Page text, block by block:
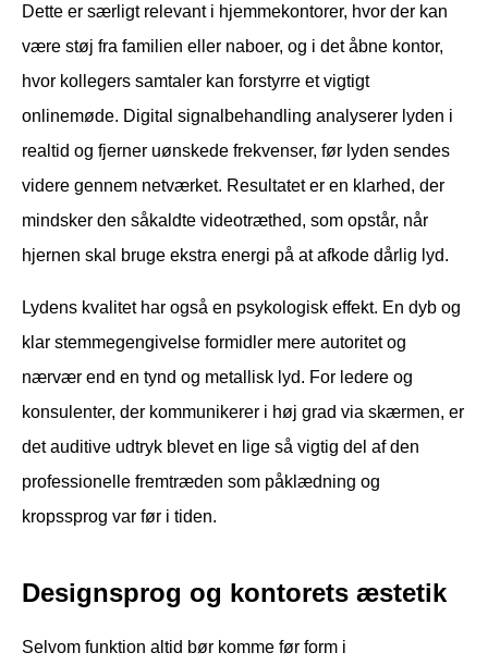
Dette er særligt relevant i hjemmekontorer, hvor der kan
være støj fra familien eller naboer, og i det åbne kontor,
hvor kollegers samtaler kan forstyrre et vigtigt
onlinemøde. Digital signalbehandling analyserer lyden i
realtid og fjerner uønskede frekvenser, før lyden sendes
videre gennem netværket. Resultatet er en klarhed, der
mindsker den såkaldte videotræthed, som opstår, når
hjernen skal bruge ekstra energi på at afkode dårlig lyd.
Lydens kvalitet har også en psykologisk effekt. En dyb og
klar stemmegengivelse formidler mere autoritet og
nærvær end en tynd og metallisk lyd. For ledere og
konsulenter, der kommunikerer i høj grad via skærmen, er
det auditive udtryk blevet en lige så vigtig del af den
professionelle fremtræden som påklædning og
kropssprog var før i tiden.
Designsprog og kontorets æstetik
Selvom funktion altid bør komme før form i